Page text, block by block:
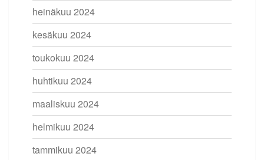
heinäkuu 2024
kesäkuu 2024
toukokuu 2024
huhtikuu 2024
maaliskuu 2024
helmikuu 2024
tammikuu 2024